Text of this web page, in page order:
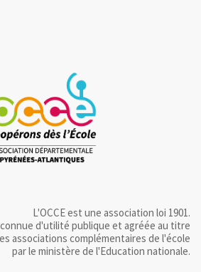
L'OCCE est une association loi 1901.
d'utilité publique et agréée au titre
associations complémentaires de l'école
par le ministère de l'Education nationale.